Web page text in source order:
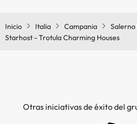
Inicio
Italia Campania
Starhost - Trotula Charming Houses
Otras iniciativas de éxito del